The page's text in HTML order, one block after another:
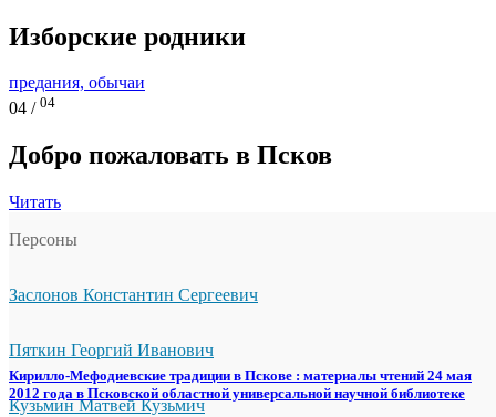
Изборские родники
предания, обычаи
04 / 04
Добро пожаловать в Псков
Читать
Персоны
Заслонов Константин Сергеевич
Пяткин Георгий Иванович
Кузьмин Матвей Кузьмич
Кирилло-Мефодиевские традиции в Пскове : материалы чтений 24 мая
2012 года в Псковской областной универсальной научной библиотеке